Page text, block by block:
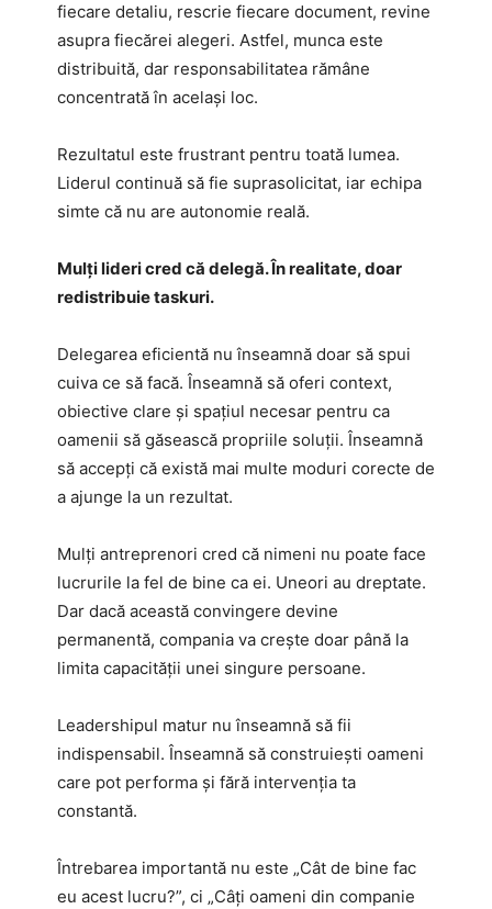
fiecare detaliu, rescrie fiecare document, revine
asupra fiecărei alegeri. Astfel, munca este
distribuită, dar responsabilitatea rămâne
concentrată în același loc.
Rezultatul este frustrant pentru toată lumea.
Liderul continuă să fie suprasolicitat, iar echipa
simte că nu are autonomie reală.
Mulți lideri cred că delegă. În realitate, doar
redistribuie taskuri.
Delegarea eficientă nu înseamnă doar să spui
cuiva ce să facă. Înseamnă să oferi context,
obiective clare și spațiul necesar pentru ca
oamenii să găsească propriile soluții. Înseamnă
să accepți că există mai multe moduri corecte de
a ajunge la un rezultat.
Mulți antreprenori cred că nimeni nu poate face
lucrurile la fel de bine ca ei. Uneori au dreptate.
Dar dacă această convingere devine
permanentă, compania va crește doar până la
limita capacității unei singure persoane.
Leadershipul matur nu înseamnă să fii
indispensabil. Înseamnă să construiești oameni
care pot performa și fără intervenția ta
constantă.
Întrebarea importantă nu este „Cât de bine fac
eu acest lucru?”, ci „Câți oameni din companie